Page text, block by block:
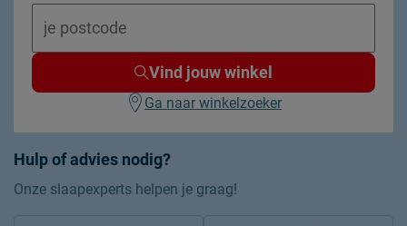
Hulp of advies nodig?
Onze slaapexperts helpen je graag!
Vind jouw winkel
Ga naar winkelzoeker